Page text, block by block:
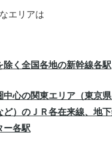
エリアは
除く全国各地の新幹線各駅
中心の関東エリア（東京
ど）のＪＲ各在来線、地
ー各駅